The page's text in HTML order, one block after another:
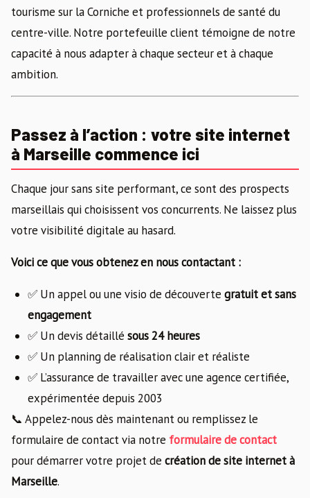
tourisme sur la Corniche et professionnels de santé du
centre-ville. Notre portefeuille client témoigne de notre
capacité à nous adapter à chaque secteur et à chaque
ambition.
Passez à l’action : votre site internet
à Marseille commence ici
Chaque jour sans site performant, ce sont des prospects
marseillais qui choisissent vos concurrents. Ne laissez plus
votre visibilité digitale au hasard.
Voici ce que vous obtenez en nous contactant :
✅ Un appel ou une visio de découverte gratuit et sans
engagement
✅ Un devis détaillé sous 24 heures
✅ Un planning de réalisation clair et réaliste
✅ L’assurance de travailler avec une agence certifiée,
expérimentée depuis 2003
📞 Appelez-nous dès maintenant ou remplissez le
formulaire de contact via notre formulaire de contact
pour démarrer votre projet de création de site internet à
Marseille.